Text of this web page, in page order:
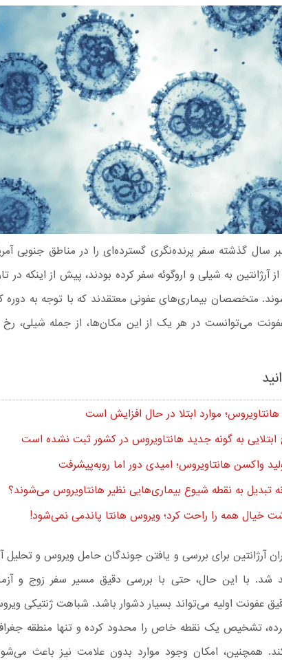
سال گذشته سفر پرنده‌نگری گسترده‌ای را در مناطق جنوبی
متخصصان بیماری‌های عفونی معتقدند که با توجه به دوره
تا ۴۲ روز)، عفونت می‌توانست در هر یک از این مکان‌ها، از جمله شیلی،
موارد ابتلا در حال افزایش است
به گونه جدید هانتاویروس در کشور ثبت نشده است
واکسن هانتاویروس؛ امیدی دور اما رو‌به‌پیشرفت
تبدیل به نقطه شیوع بیماری‌هایی نظیر هانتاویروس می‌شوند؟
خیال همه را راحت کرد؛ ویروس هانتا پاندمی نمی‌شود!
آرژانتین برای بررسی و یافتن جوندگان حامل ویروس و تحلیل
شد. با این حال، حتی با بررسی دقیق مسیر سفر زوج و
عفونت اولیه می‌تواند بسیار دشوار باشد. شباهت ژنتیکی
تشخیص یک نقطه خاص را محدود کرده و تنها منطقه
همچنین، امکان وجود موارد بدون علامت نیز باعث